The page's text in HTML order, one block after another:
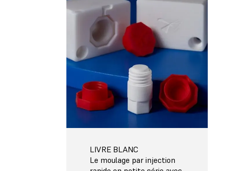
LIVRE BLANC
Le moulage par injection